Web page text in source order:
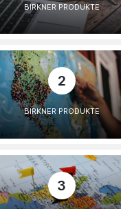
BIRKNER PRODUKTE
2
BIRKNER PRODUKTE
3